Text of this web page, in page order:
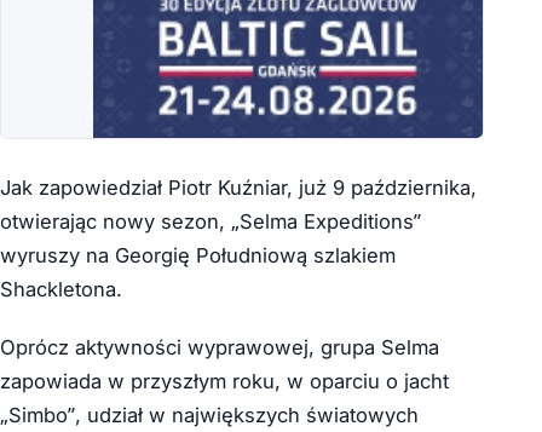
Jak zapowiedział Piotr Kuźniar, już 9 października,
otwierając nowy sezon, „Selma Expeditions”
wyruszy na Georgię Południową szlakiem
Shackletona.
Oprócz aktywności wyprawowej, grupa Selma
zapowiada w przyszłym roku, w oparciu o jacht
„Simbo”, udział w największych światowych